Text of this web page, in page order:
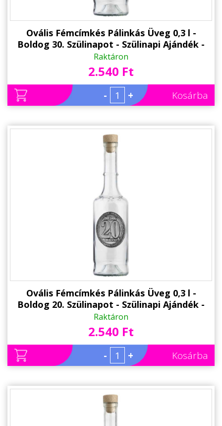
Ovális Fémcímkés Pálinkás Üveg 0,3 l -
Boldog 30. Szülinapot - Szülinapi Ajándék -
Ajándék 30. Születésnapra
Raktáron
2.540 Ft
- + Kosárba
Ovális Fémcímkés Pálinkás Üveg 0,3 l -
Boldog 20. Szülinapot - Szülinapi Ajándék -
Ajándék 20. Születésnapra
Raktáron
2.540 Ft
- + Kosárba